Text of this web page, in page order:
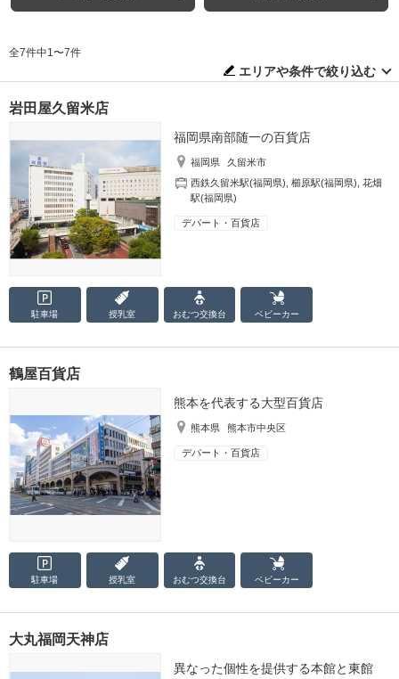
全7件中1〜7件
エリアや条件で絞り込む
岩田屋久留米店
福岡県南部随一の百貨店
福岡県
久留米市
西鉄久留米駅(福岡県) ,櫛原駅(福岡県) ,花畑
駅(福岡県)
デパート・百貨店
駐車場 授乳室 おむつ交換台 ベビーカー
鶴屋百貨店
熊本を代表する大型百貨店
熊本県 熊本市中央区
デパート・百貨店
駐車場 授乳室 おむつ交換台 ベビーカー
大丸福岡天神店
異なった個性を提供する本館と東館